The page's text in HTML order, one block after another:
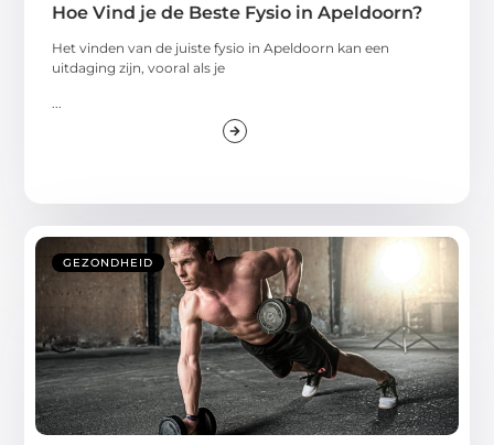
Hoe Vind je de Beste Fysio in Apeldoorn?
Het vinden van de juiste fysio in Apeldoorn kan een
uitdaging zijn, vooral als je
...
GEZONDHEID